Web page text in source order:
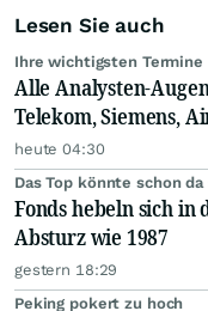
Lesen Sie auch
Ihre wichtigsten Termine
Alle Analysten-
Telekom, Siemens,
heute 04:30
Das Top könnte schon da
Fonds hebeln sich
Absturz wie 1987
gestern 18:29
Peking pokert zu hoch